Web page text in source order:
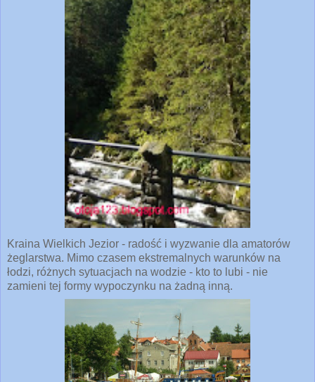
Kraina Wielkich Jezior - radość i wyzwanie dla amatorów
żeglarstwa. Mimo czasem ekstremalnych warunków na
łodzi, różnych sytuacjach na wodzie - kto to lubi - nie
zamieni tej formy wypoczynku na żadną inną.